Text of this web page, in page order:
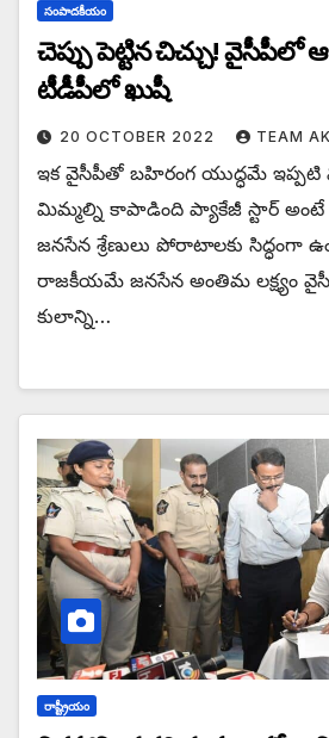
సంపాదకీయం
చెప్పు పెట్టిన చిచ్చు! వైసీపీలో
టీడీపీలో ఖుషీ
20 OCTOBER 2022 TEAM
ఇక వైసీపీతో బహిరంగ యుద్ధమే
మిమ్మల్ని కాపాడింది ప్యాకేజీ స్టార్
జనసేన శ్రేణులు పోరాటాలకు సిద్ధంగా
రాజకీయమే జనసేన అంతిమ లక్ష్యం
కులాన్ని…
రాష్ట్రీయం